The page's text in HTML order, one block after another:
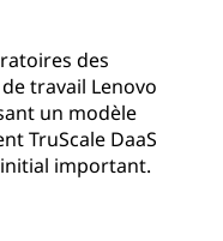
des
travail Lenovo
un modèle
TruScale DaaS
important.